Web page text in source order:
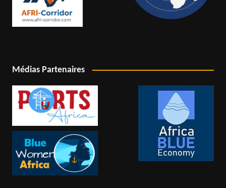
Médias Partenaires